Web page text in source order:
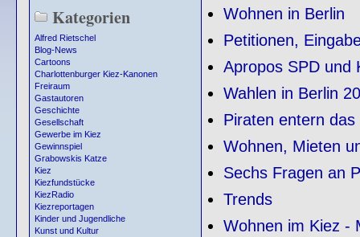
Kategorien
Alfred Rietschel
Blog-News
Cartoons
Charlottenburger Kiez-Kanonen
Freiraum
Gastautoren
Geschichte
Gesellschaft
Gewerbe im Kiez
Gewinnspiel
Grabowskis Katze
Kiez
Kiezfundstücke
KiezRadio
Kiezreportagen
Kinder und Jugendliche
Kunst und Kultur
Wohnen in Berlin
Petitionen,
Apropos SPD und
Wahlen in Berlin
Piraten entern
Wohnen, Mieten
Sechs Fragen an
Trends
Wohnen im Kiez -